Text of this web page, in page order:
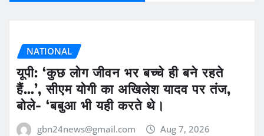
NATIONAL
यूपी: ‘कुछ लोग जीवन भर बच्चे ही बने रहते
हैं…’, सीएम योगी का अखिलेश यादव पर तंज,
बोले- ‘बबुआ भी यही करते थे।
gbn24news@gmail.com Aug 7, 2026